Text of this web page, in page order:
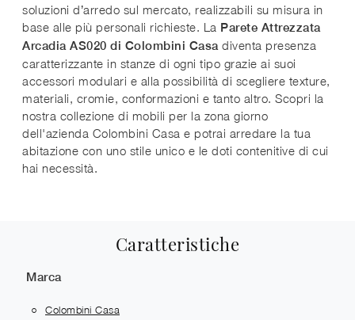
soluzioni d’arredo sul mercato, realizzabili su misura in
base alle più personali richieste. La Parete Attrezzata
Arcadia AS020 di Colombini Casa diventa presenza
caratterizzante in stanze di ogni tipo grazie ai suoi
accessori modulari e alla possibilità di scegliere texture,
materiali, cromie, conformazioni e tanto altro. Scopri la
nostra collezione di mobili per la zona giorno
dell'azienda Colombini Casa e potrai arredare la tua
abitazione con uno stile unico e le doti contenitive di cui
hai necessità.
Caratteristiche
Marca
Colombini Casa